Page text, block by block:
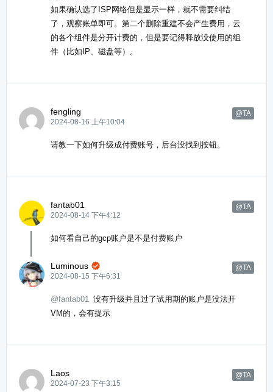
如果确认选了ISP网络但是显示一样，就不需要纠结
了，观察账单即可。第二个删除重建不会产生费用，云
的各个组件是分开计费的，但是要记得释放没使用的组
件（比如IP、磁盘等）。
fengling
@TA
2024-08-16 上午10:04
请教一下如何升级成付费账号，后台没找到按钮。
fantab01
@TA
2024-08-14 下午4:12
如何看自己的gcp账户是不是付费账户
Luminous @TA

2024-08-15 下午6:31
@fantab01 没有升级并且过了试用期的账户是没法开
VM的，会有提示
Laos
@TA
2024-07-23 下午3:15